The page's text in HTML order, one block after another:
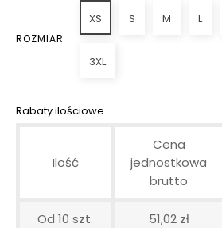
ROZMIAR
XS S M L
3XL
Rabaty ilościowe
Ilość
Cena
jednostkowa
brutto
Od 10 szt. 51,02 zł